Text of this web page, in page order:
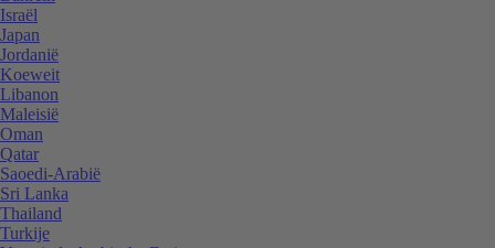
Israël
Japan
Jordanië
Koeweit
Libanon
Maleisië
Oman
Qatar
Saoedi-Arabië
Sri Lanka
Thailand
Turkije